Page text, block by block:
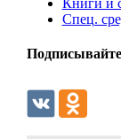
Книги и
Спец.